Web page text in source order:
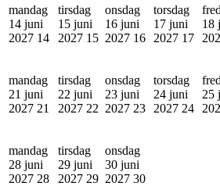
mandag
14 juni
2027 14
tirsdag
15 juni
2027 15
onsdag
16 juni
2027 16
torsdag
17 juni
2027 17
18
mandag
21 juni
2027 21
tirsdag
22 juni
2027 22
onsdag
23 juni
2027 23
torsdag
24 juni
2027 24
25
mandag
28 juni
2027 28
tirsdag
29 juni
2027 29
onsdag
30 juni
2027 30